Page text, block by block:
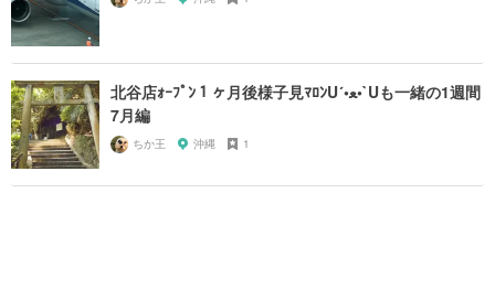
北谷店ｫｰﾌﾟﾝ１ヶ月後様子見ﾏﾛﾝU´•ﻌ•`Uも一緒の1週間
7月編
ちか王 沖縄 1